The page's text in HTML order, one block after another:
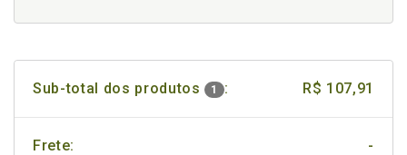
Sub-total dos produtos 1 : R$ 107,91
Frete: -